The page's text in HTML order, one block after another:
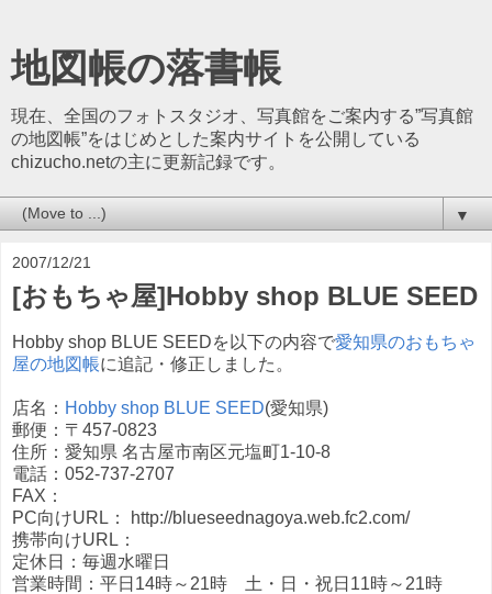
地図帳の落書帳
現在、全国のフォトスタジオ、写真館をご案内する”写真館
の地図帳”をはじめとした案内サイトを公開している
chizucho.netの主に更新記録です。
▼
2007/12/21
[おもちゃ屋]Hobby shop BLUE SEED
Hobby shop BLUE SEEDを以下の内容で愛知県のおもちゃ
屋の地図帳に追記・修正しました。
店名： Hobby shop BLUE SEED(愛知県)
郵便：〒457-0823
住所：愛知県 名古屋市南区元塩町1-10-8
電話：052-737-2707
FAX：
PC向けURL： http://blueseednagoya.web.fc2.com/
携帯向けURL：
定休日：毎週水曜日
営業時間：平日14時～21時 土・日・祝日11時～21時